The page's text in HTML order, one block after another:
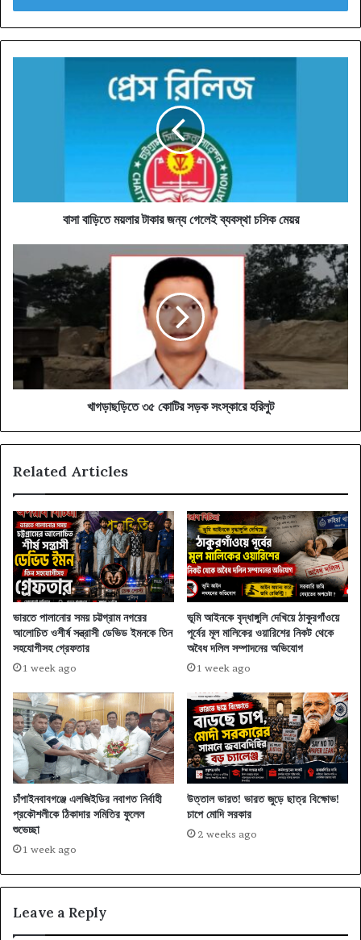
মেয়র
‎বাসা বাড়িতে ময়লার টাকার জন্য গেলেই ব্যবস্থা চসিক মেয়র
কোটির
সড়ক
সংস্কারে
খাগড়াছড়িতে ৩৫ কোটির সড়ক সংস্কারে হরিলুট
Related Articles
ভারতে পালানোর সময় চট্টগ্রাম নগরের
আলোচিত ওশীর্ষ সন্ত্রাসী ডেভিড ইমনকে তিন
সহযোগীসহ গ্রেফতার
1 week ago
ভূমি আইনকে বৃদ্ধাঙ্গুলি দেখিয়ে ঠাকুরগাঁওয়ে
পূর্বের মূল মালিকের ওয়ারিশের নিকট থেকে
অবৈধ দলিল সম্পাদনের অভিযোগ
1 week ago
চাঁপাইনবাবগঞ্জে এলজিইডির নবাগত নির্বাহী
প্রকৌশলীকে ঠিকাদার সমিতির ফুলেল
শুভেচ্ছা
1 week ago
উত্তাল ভারত! ভারত জুড়ে ছাত্র বিক্ষোভ!
চাপে মোদি সরকার
2 weeks ago
Leave a Reply